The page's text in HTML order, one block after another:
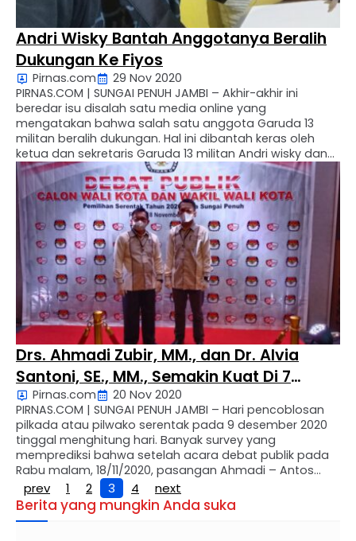
Andri Wisky Bantah Anggotanya Beralih
Dukungan Ke Fiyos
Pirnas.com
29 Nov 2020
PIRNAS.COM | SUNGAI PENUH JAMBI – Akhir-akhir ini
beredar isu disalah satu media online yang
mengatakan bahwa salah satu anggota Garuda 13
militan beralih dukungan. Hal ini dibantah keras oleh
ketua dan sekretaris Garuda 13 militan Andri wisky dan
Endra Yoni. Andri wisky selaku ketua garuda 13 militan
kepada awak media Pirnas mengatakan bahwa tidak …
Drs. Ahmadi Zubir, MM., dan Dr. Alvia
Santoni, SE., MM., Semakin Kuat Di 7
Kecamatan Di Kota Sungai Penuh
Pirnas.com
20 Nov 2020
PIRNAS.COM | SUNGAI PENUH JAMBI – Hari pencoblosan
pilkada atau pilwako serentak pada 9 desember 2020
tinggal menghitung hari. Banyak survey yang
memprediksi bahwa setelah acara debat publik pada
Rabu malam, 18/11/2020, pasangan Ahmadi – Antos
nomor urut 1 diprediksi menguasai acara debat
tersebut. Hal ini terbukti dengan jelas dan nyata,
dimana paslon nomor urut …
prev 1 2 3 4 next
Berita yang mungkin Anda suka